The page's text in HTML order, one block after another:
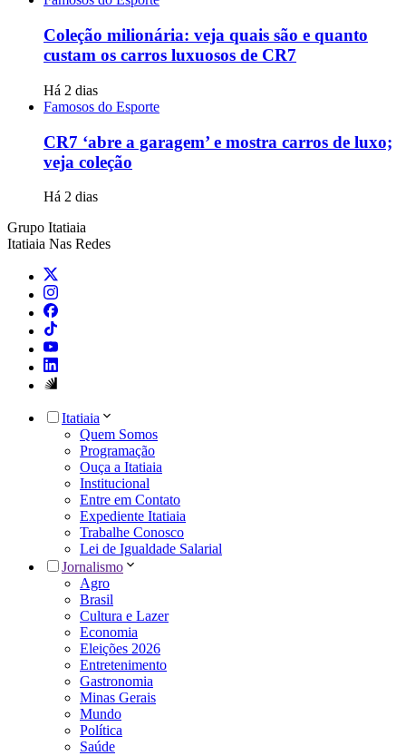
Coleção milionária: veja quais são e quanto
custam os carros luxuosos de CR7
Há 2 dias
Famosos do Esporte
CR7 ‘abre a garagem’ e mostra carros de luxo;
veja coleção
Há 2 dias
Grupo Itatiaia
Itatiaia Nas Redes
Itatiaia
Quem Somos
Programação
Ouça a Itatiaia
Institucional
Entre em Contato
Expediente Itatiaia
Trabalhe Conosco
Lei de Igualdade Salarial
Jornalismo
Agro
Brasil
Cultura e Lazer
Economia
Eleições 2026
Entretenimento
Gastronomia
Minas Gerais
Mundo
Política
Saúde